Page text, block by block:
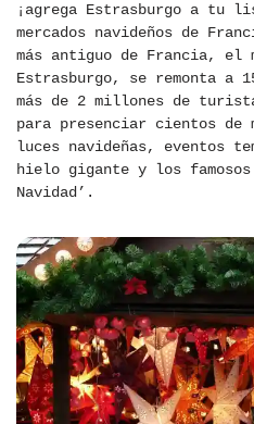
¡agrega Estrasburgo a tu
mercados navideños de
más antiguo de Francia, el
Estrasburgo, se remonta a
más de 2 millones de
para presenciar cientos
luces navideñas, eventos
hielo gigante y los
Navidad’.